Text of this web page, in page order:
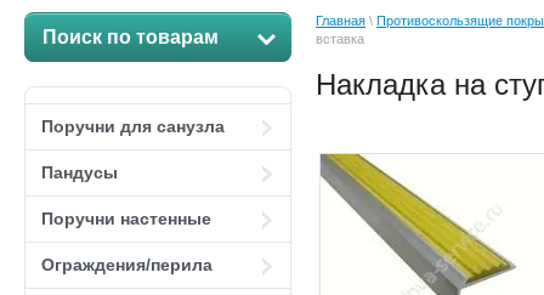
Поиск по товарам
Поручни для санузла
Пандусы
Поручни настенные
Ограждения/перила
Главная \ Противоскользящие
вставка
Накладка на